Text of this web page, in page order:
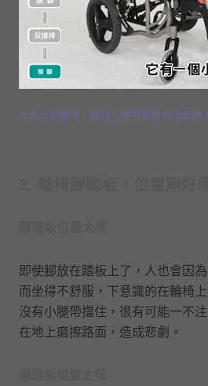
大部分的輪椅，輪椅小腿帶都是標準配備
即使腳放在踏板上了，人也會因
而坐得不舒服，下意識的在輪椅
沒有小腿帶擋住，很有可能一不
在地上磨擦路面，造成悲劇。